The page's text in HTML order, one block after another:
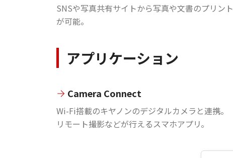
SNSや写真共有サイトから写真や文書のプリント
が可能。
アプリケーション
Camera Connect
Wi-Fi搭載のキヤノンのデジタルカメラと連携。
リモート撮影などが行えるスマホアプリ。